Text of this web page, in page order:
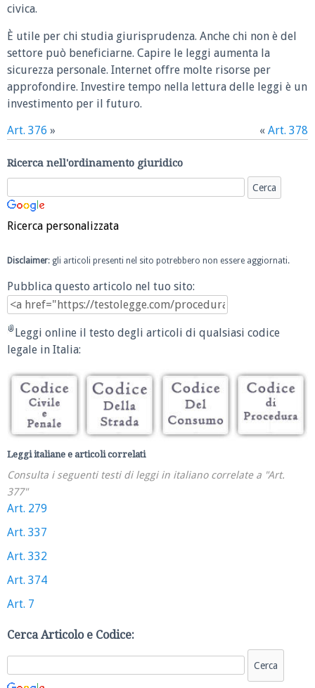
civica.
È utile per chi studia giurisprudenza. Anche chi non è del
settore può beneficiarne. Capire le leggi aumenta la
sicurezza personale. Internet offre molte risorse per
approfondire. Investire tempo nella lettura delle leggi è un
investimento per il futuro.
Art. 376 » « Art. 378
Ricerca nell'ordinamento giuridico
Ricerca personalizzata
Disclaimer: gli articoli presenti nel sito potrebbero non essere aggiornati.
Pubblica questo articolo nel tuo sito:
Leggi online il testo degli articoli di qualsiasi codice
legale in Italia:
Leggi italiane e articoli correlati
Consulta i seguenti testi di leggi in italiano correlate a "Art.
377"
Art. 279
Art. 337
Art. 332
Art. 374
Art. 7
Cerca Articolo e Codice: